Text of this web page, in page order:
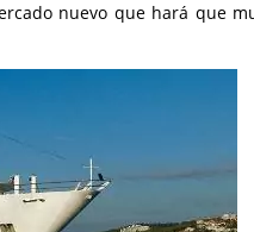
nuevo que hará que